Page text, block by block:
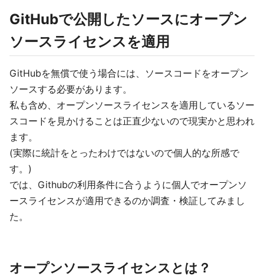
GitHubで公開したソースにオープン
ソースライセンスを適用
GitHubを無償で使う場合には、ソースコードをオープン
ソースする必要があります。
私も含め、オープンソースライセンスを適用しているソー
スコードを見かけることは正直少ないので現実かと思われ
ます。
(実際に統計をとったわけではないので個人的な所感で
す。)
では、Githubの利用条件に合うように個人でオープンソ
ースライセンスが適用できるのか調査・検証してみまし
た。
オープンソースライセンスとは？